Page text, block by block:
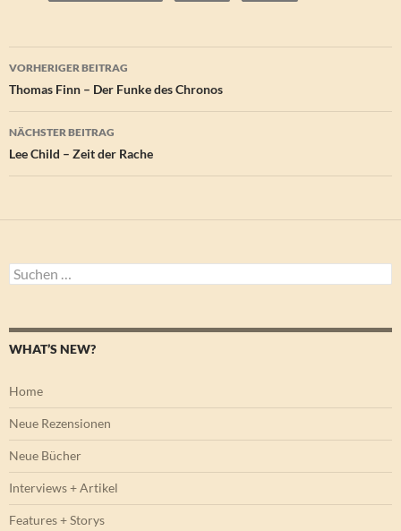
Beitragsnavigation
VORHERIGER BEITRAG
Thomas Finn – Der Funke des Chronos
NÄCHSTER BEITRAG
Lee Child – Zeit der Rache
Suchen
nach:
WHAT’S NEW?
Home
Neue Rezensionen
Neue Bücher
Interviews + Artikel
Features + Storys